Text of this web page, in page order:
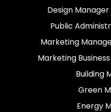
Design
Public
Marketing
Marketing
Building
Green
Energy